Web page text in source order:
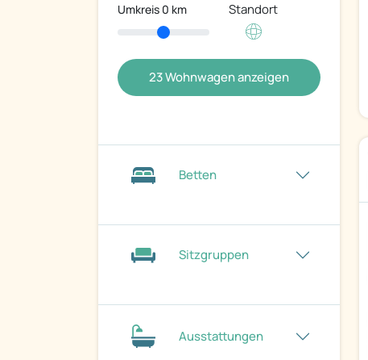
Umkreis 0 km Standort
23Wohnwagen anzeigen
Betten
Sitzgruppen
Ausstattungen